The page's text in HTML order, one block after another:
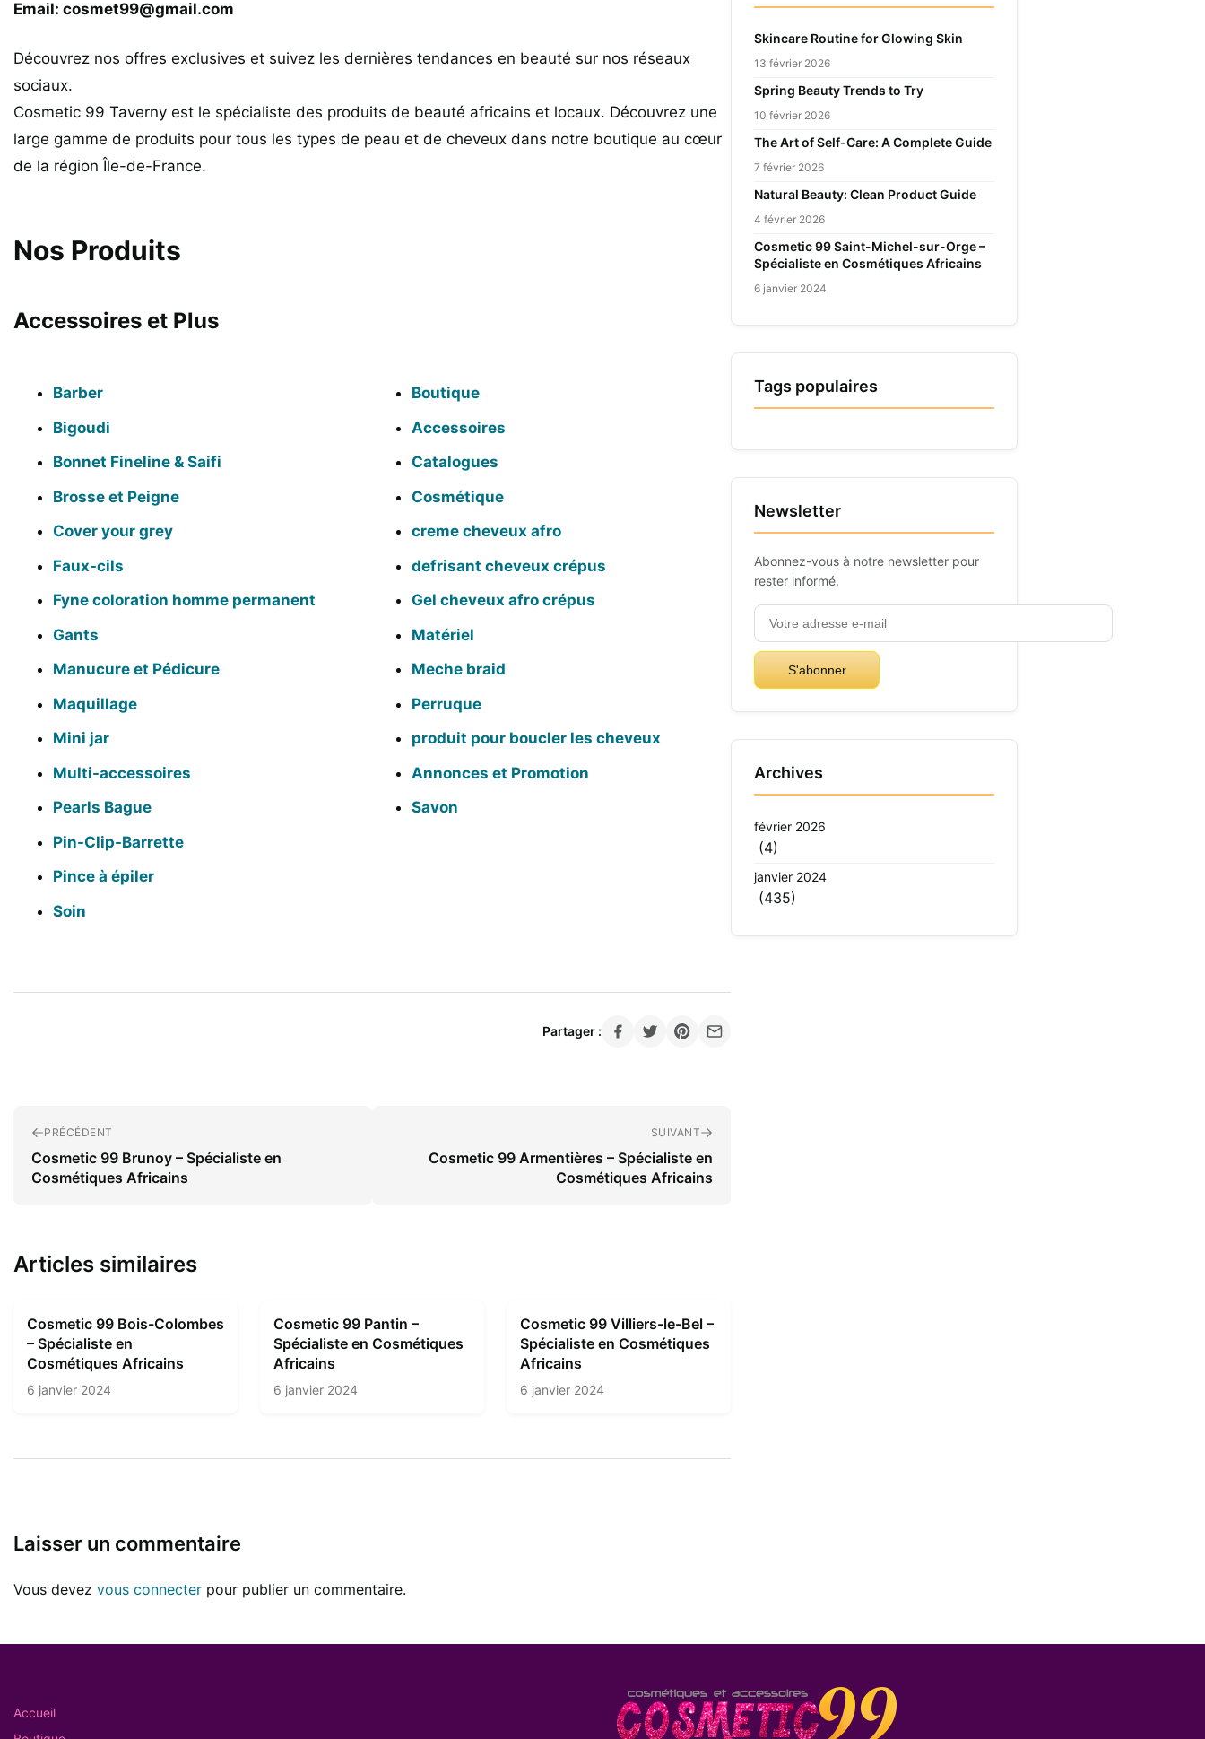
Email: cosmet99@gmail.com
Découvrez nos offres exclusives et suivez les dernières tendances en beauté sur nos réseaux
sociaux.
Cosmetic 99 Taverny est le spécialiste des produits de beauté africains et locaux. Découvrez une
large gamme de produits pour tous les types de peau et de cheveux dans notre boutique au cœur
de la région Île-de-France.
Nos Produits
Accessoires et Plus
Barber
Bigoudi
Bonnet Fineline & Saifi
Brosse et Peigne
Cover your grey
Faux-cils
Fyne coloration homme permanent
Gants
Manucure et Pédicure
Maquillage
Mini jar
Multi-accessoires
Pearls Bague
Pin-Clip-Barrette
Pince à épiler
Soin
Boutique
Accessoires
Catalogues
Cosmétique
creme cheveux afro
defrisant cheveux crépus
Gel cheveux afro crépus
Matériel
Meche braid
Perruque
produit pour boucler les cheveux
Annonces et Promotion
Savon
Partager :
PRÉCÉDENT
Cosmetic 99 Brunoy – Spécialiste en
Cosmétiques Africains
SUIVANT
Cosmetic 99 Armentières – Spécialiste en
Cosmétiques Africains
Articles similaires
Cosmetic 99 Bois-Colombes
– Spécialiste en
Cosmétiques Africains
6 janvier 2024
Cosmetic 99 Pantin –
Spécialiste en Cosmétiques
Africains
6 janvier 2024
Cosmetic 99 Villiers-le-Bel –
Spécialiste en Cosmétiques
Africains
6 janvier 2024
Laisser un commentaire
Vous devez vous connecter pour publier un commentaire.
Skincare Routine for Glowing Skin
13 février 2026
Spring Beauty Trends to Try
10 février 2026
The Art of Self-Care: A Complete Guide
7 février 2026
Natural Beauty: Clean Product Guide
4 février 2026
Cosmetic 99 Saint-Michel-sur-Orge –
Spécialiste en Cosmétiques Africains
6 janvier 2024
Tags populaires
Newsletter
Abonnez-vous à notre newsletter pour
rester informé.
S'abonner
Archives
février 2026
(4)
janvier 2024
(435)
Accueil